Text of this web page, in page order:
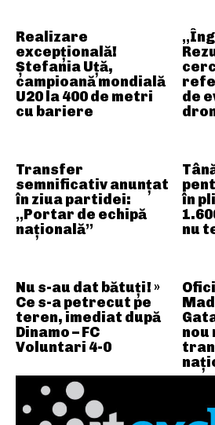
Realizare
excepțională!
Ștefania Uță,
campioană mondială
U20 la 400 de metri
cu bariere
de
Transfer
semnificativ anunțat
în ziua partidei:
„Portar de echipă
națională”
în
nu
Nu s-au dat bătuți! »
Ce s-a petrecut pe
teren, imediat după
Dinamo – FC
Voluntari 4-0
nou